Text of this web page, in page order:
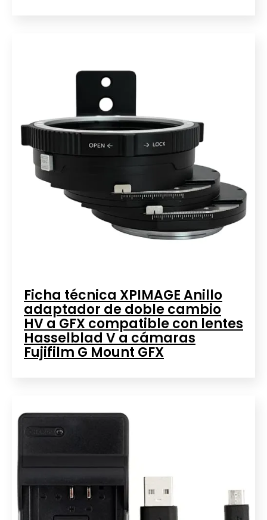
Ficha técnica XPIMAGE Anillo
adaptador de doble cambio
HV a GFX compatible con lentes
Hasselblad V a cámaras
Fujifilm G Mount GFX